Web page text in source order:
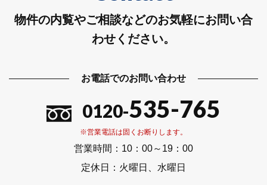
物件の内覧やご相談などのお気軽にお問い合
わせください。
お電話でのお問い合わせ
0120-535-765
※営業電話は固くお断りします。
営業時間： 10：00～19：00
定休日： 火曜日、水曜日